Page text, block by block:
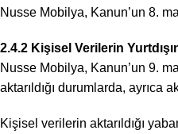
Nusse Mobilya, Kanun’un 8.
2.4.2 Kişisel Verilerin
Nusse Mobilya, Kanun’un 9.
aktarıldığı durumlarda, ayrıca
Kişisel verilerin aktarıldığı